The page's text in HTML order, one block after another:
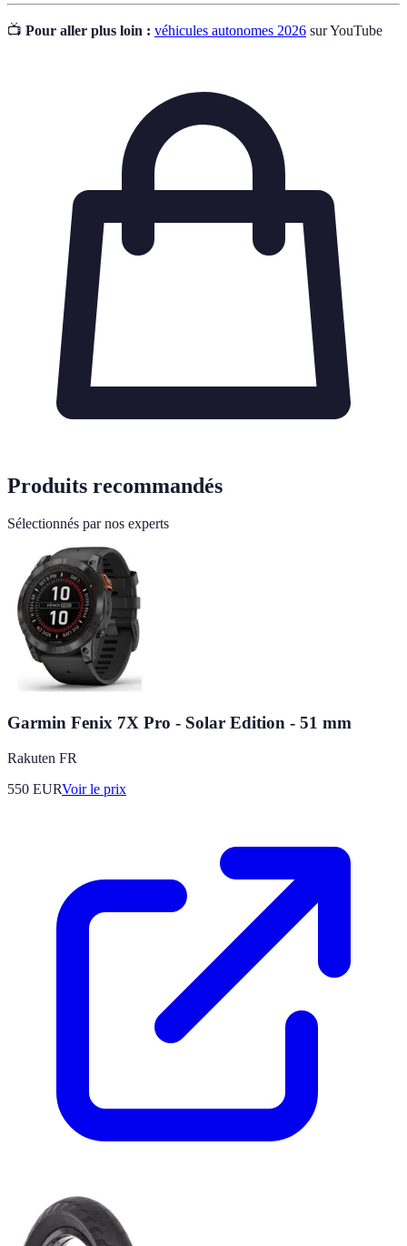
📺 Pour aller plus loin : véhicules autonomes 2026 sur YouTube
Produits recommandés
Sélectionnés par nos experts
Garmin Fenix 7X Pro - Solar Edition - 51 mm
Rakuten FR
550 EURVoir le prix